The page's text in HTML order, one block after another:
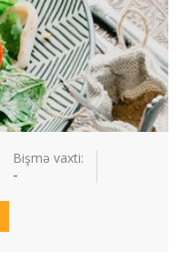
Bişmə vaxti:
-